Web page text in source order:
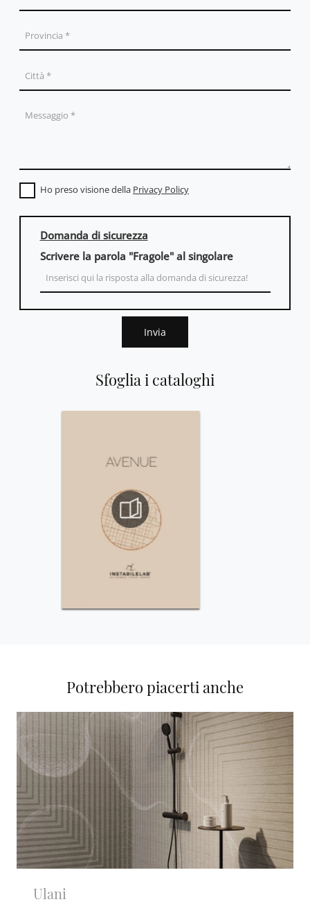
Sfoglia i cataloghi
Ho preso visione della Privacy Policy
Domanda di sicurezza
Scrivere la parola "Fragole" al singolare
Invia
Potrebbero piacerti anche
Ulani